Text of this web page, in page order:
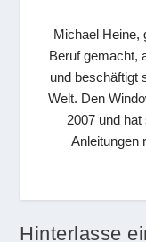
Michael Heine,
Beruf gemacht,
und beschäftigt
Welt. Den
2007 und
Anleitungen
Hinterlasse